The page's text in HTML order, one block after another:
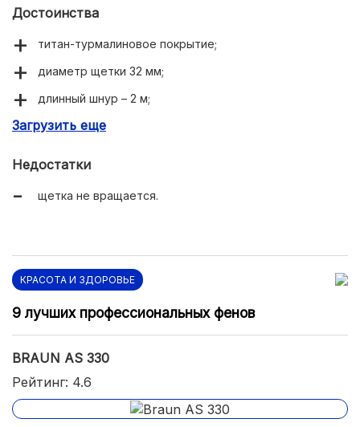
Достоинства
титан-турмалиновое покрытие;
диаметр щетки 32 мм;
длинный шнур – 2 м;
подходит для тонких волос.
Загрузить еще
Недостатки
щетка не вращается.
КРАСОТА И ЗДОРОВЬЕ
9 лучших профессиональных фенов
BRAUN AS 330
Рейтинг: 4.6